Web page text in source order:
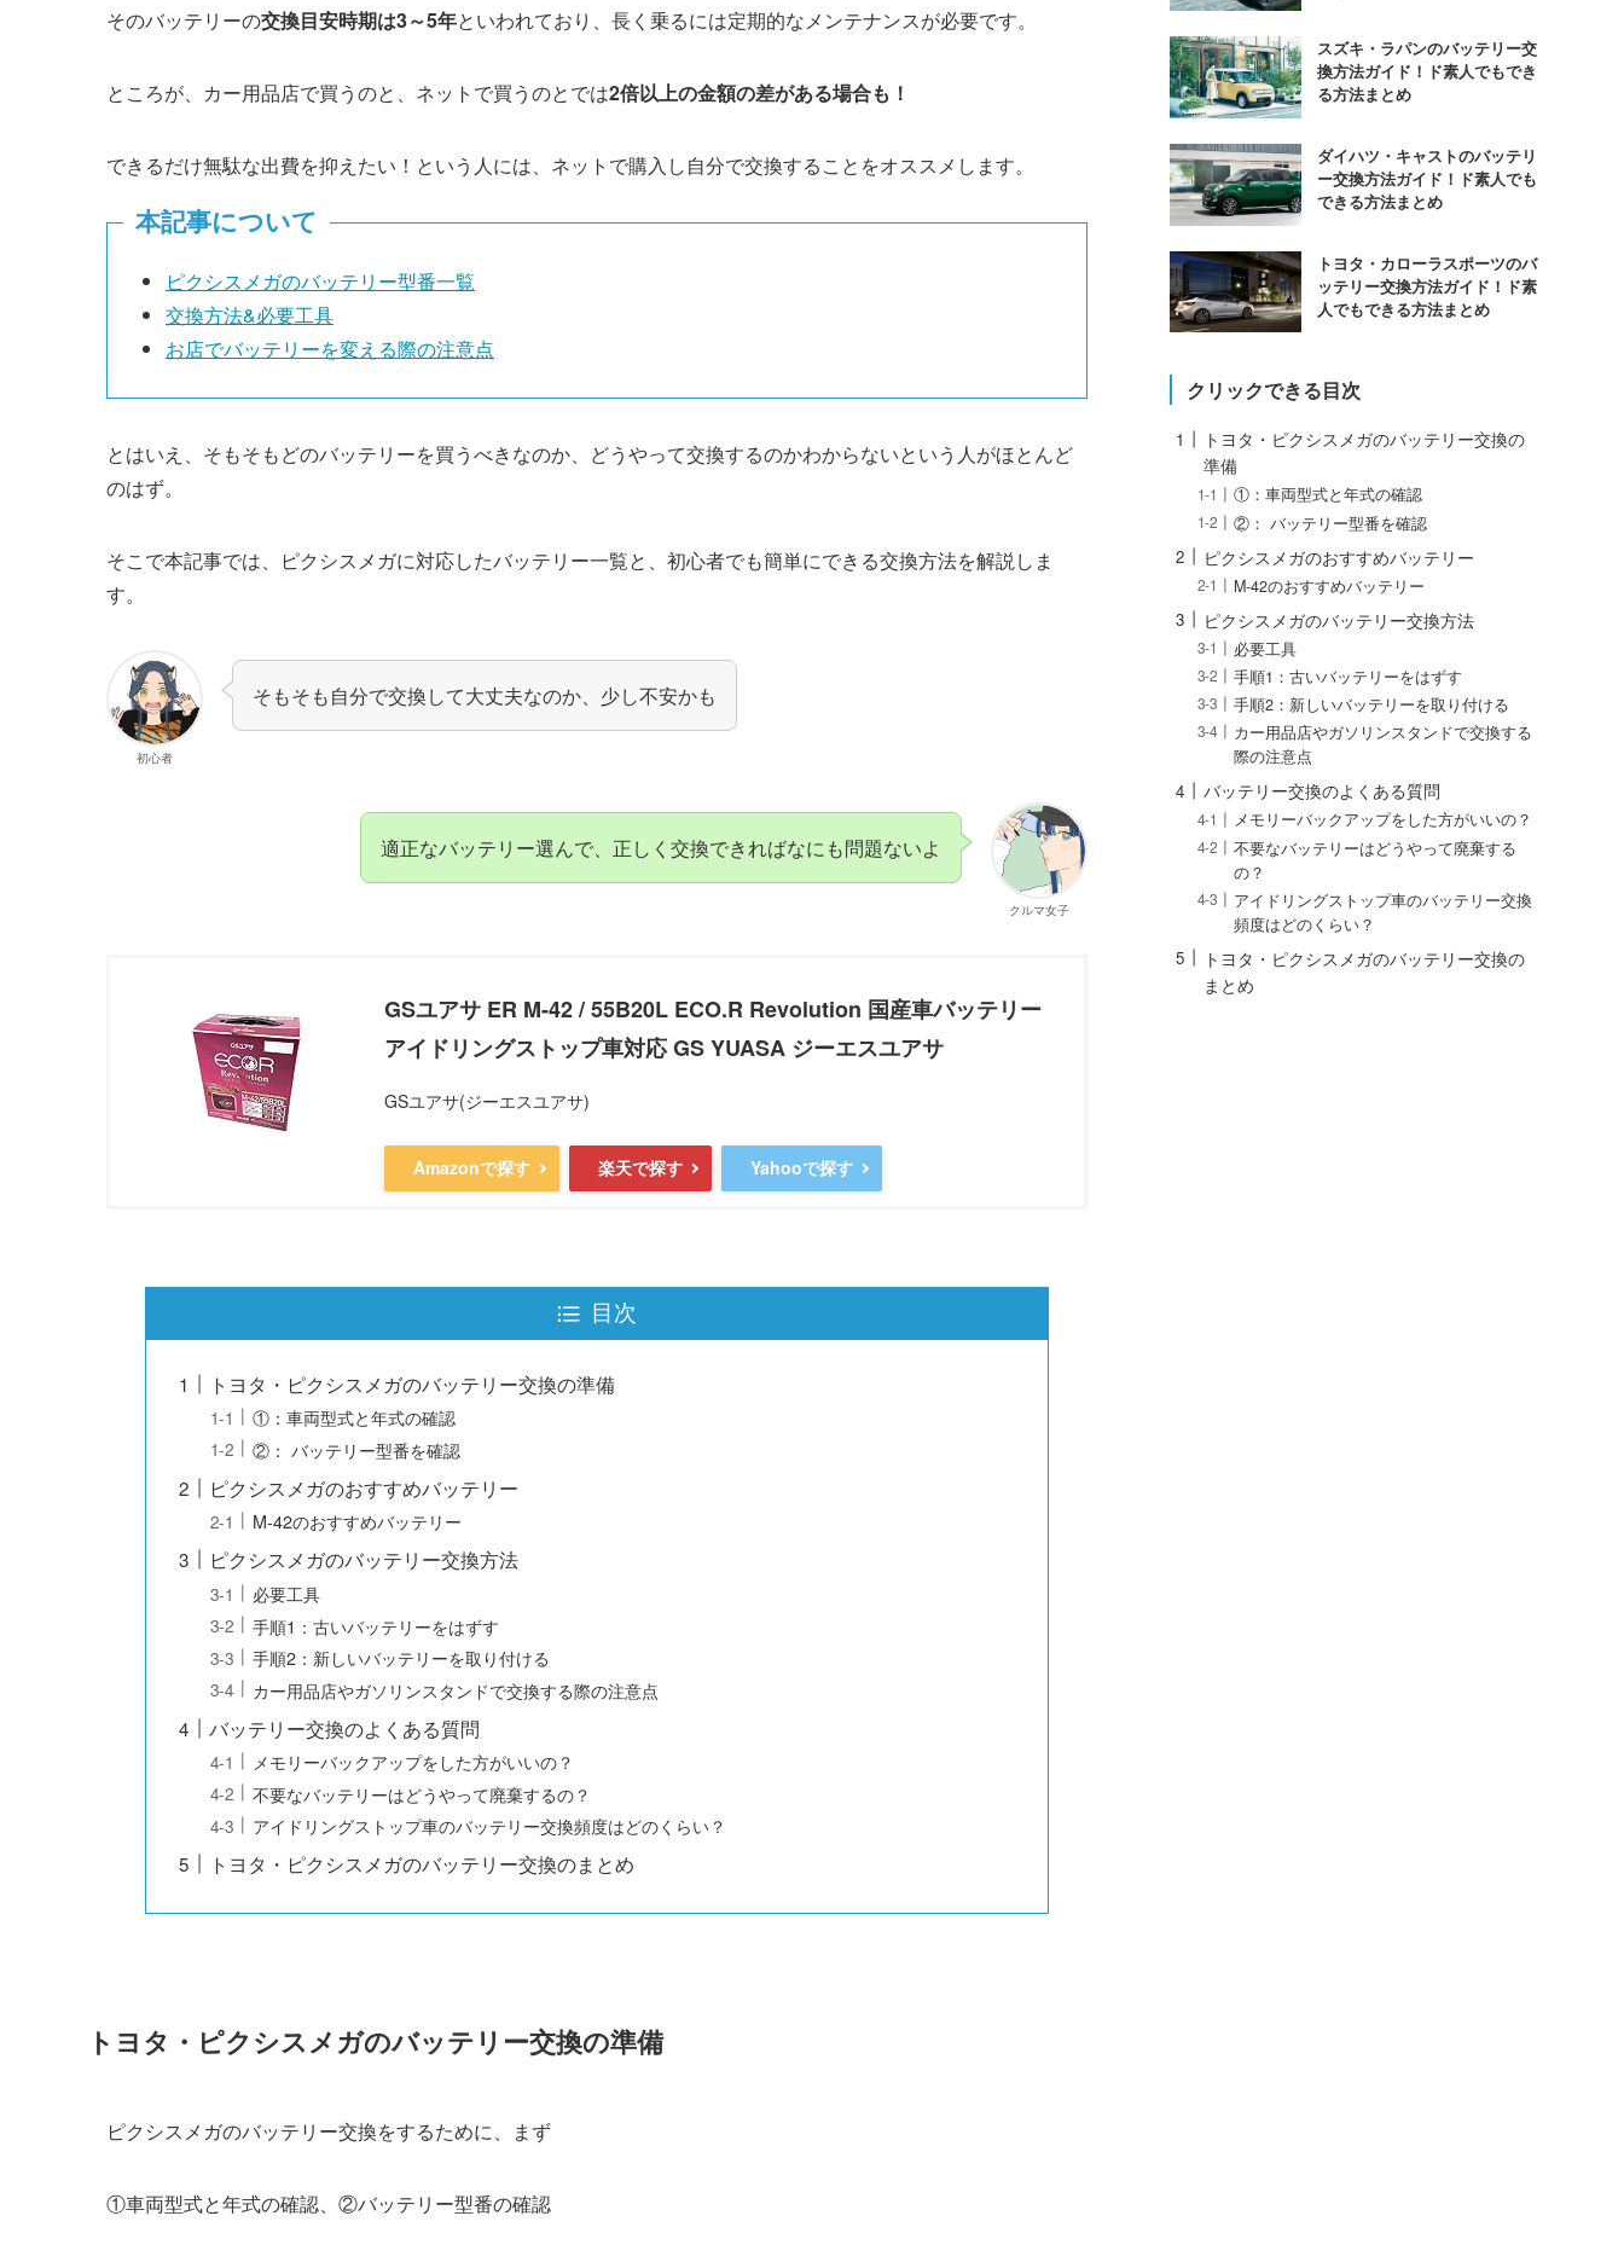
そのバッテリーの交換目安時期は3～5年といわれており、長く乗るには定期的なメンテナンスが必要です。
ところが、カー用品店で買うのと、ネットで買うのとでは2倍以上の金額の差がある場合も！
できるだけ無駄な出費を抑えたい！という人には、ネットで購入し自分で交換することをオススメします。
本記事について
ピクシスメガのバッテリー型番一覧
交換方法&必要工具
お店でバッテリーを変える際の注意点
とはいえ、そもそもどのバッテリーを買うべきなのか、どうやって交換するのかわからないという人がほとんど
のはず。
そこで本記事では、ピクシスメガに対応したバッテリー一覧と、初心者でも簡単にできる交換方法を解説しま
す。
初心者
そもそも自分で交換して大丈夫なのか、少し不安かも
クルマ女子
適正なバッテリー選んで、正しく交換できればなにも問題ないよ
GSユアサ ER M-42 / 55B20L ECO.R Revolution 国産車バッテリー
アイドリングストップ車対応 GS YUASA ジーエスユアサ
GSユアサ(ジーエスユアサ)
Amazonで探す 楽天で探す Yahooで探す
目次
トヨタ・ピクシスメガのバッテリー交換の準備
①：車両型式と年式の確認
②： バッテリー型番を確認
ピクシスメガのおすすめバッテリー
M-42のおすすめバッテリー
ピクシスメガのバッテリー交換方法
必要工具
手順1：古いバッテリーをはずす
手順2：新しいバッテリーを取り付ける
カー用品店やガソリンスタンドで交換する際の注意点
バッテリー交換のよくある質問
メモリーバックアップをした方がいいの？
不要なバッテリーはどうやって廃棄するの？
アイドリングストップ車のバッテリー交換頻度はどのくらい？
トヨタ・ピクシスメガのバッテリー交換のまとめ
トヨタ・ピクシスメガのバッテリー交換の準備
ピクシスメガのバッテリー交換をするために、まず
①車両型式と年式の確認、②バッテリー型番の確認
スズキ・ラパンのバッテリー交
換方法ガイド！ド素人でもでき
る方法まとめ
ダイハツ・キャストのバッテリ
ー交換方法ガイド！ド素人でも
できる方法まとめ
トヨタ・カローラスポーツのバ
ッテリー交換方法ガイド！ド素
人でもできる方法まとめ
クリックできる目次
トヨタ・ピクシスメガのバッテリー交換の
準備
①：車両型式と年式の確認
②： バッテリー型番を確認
ピクシスメガのおすすめバッテリー
M-42のおすすめバッテリー
ピクシスメガのバッテリー交換方法
必要工具
手順1：古いバッテリーをはずす
手順2：新しいバッテリーを取り付ける
カー用品店やガソリンスタンドで交換する
際の注意点
バッテリー交換のよくある質問
メモリーバックアップをした方がいいの？
不要なバッテリーはどうやって廃棄する
の？
アイドリングストップ車のバッテリー交換
頻度はどのくらい？
トヨタ・ピクシスメガのバッテリー交換の
まとめ